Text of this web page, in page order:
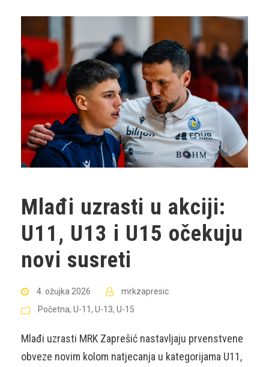
Mlađi uzrasti u akciji:
U11, U13 i U15 očekuju
novi susreti
4. ožujka 2026
mrkzapresic
Početna, U-11, U-13, U-15
Mlađi uzrasti MRK Zaprešić nastavljaju prvenstvene
obveze novim kolom natjecanja u kategorijama U11,